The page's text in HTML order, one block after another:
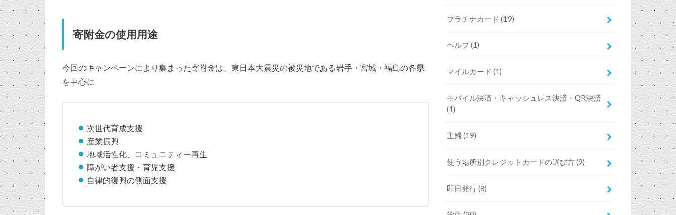
寄附金の使用用途
今回のキャンペーンにより集まった寄附金は、東日本大震災の被災地である岩手・宮城・福島の各県
を中心に
次世代育成支援
産業振興
地域活性化、コミュニティー再生
障がい者支援・育児支援
自律的復興の側面支援
プラチナカード(19)
ヘルプ(1)
マイルカード(1)
モバイル決済・キャッシュレス決済・QR決済
(1)
主婦(19)
使う場所別クレジットカードの選び方(9)
即日発行(8)